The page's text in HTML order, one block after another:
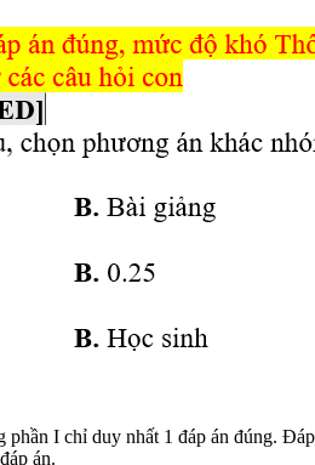
phần I chỉ duy nhất 1 đáp án đúng. Đáp
án.